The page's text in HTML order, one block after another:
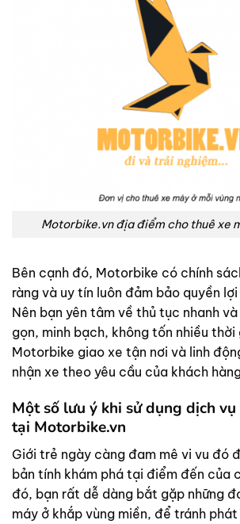
Motorbike.vn địa điểm cho thuê xe
Bên cạnh đó, Motorbike có chính
ràng và uy tín luôn đảm bảo quyền
Nên bạn yên tâm về thủ tục nhanh
gọn, minh bạch, không tốn nhiều
Motorbike giao xe tận nơi và linh
nhận xe theo yêu cầu của khách
Một số lưu ý khi sử dụng dịch
tại Motorbike.vn
Giới trẻ ngày càng đam mê vi vu đó
bản tính khám phá tại điểm đến của
đó, bạn rất dễ dàng bắt gặp những
máy ở khắp vùng miền, để tránh phát